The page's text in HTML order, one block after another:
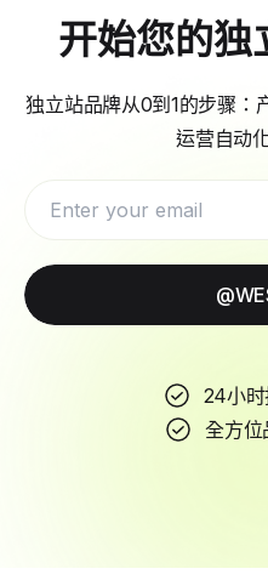
开始您的独
独立站品牌从0到1的步骤
运营自动
24小
全方位